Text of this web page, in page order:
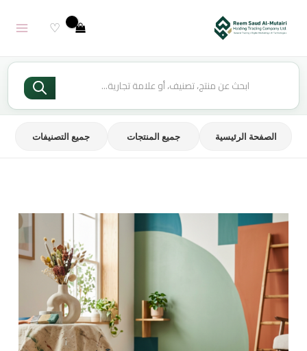
♡
Products
الصفحة الرئيسية جميع المنتجات جميع التصنيفات